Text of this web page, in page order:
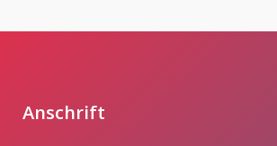
Anschrift